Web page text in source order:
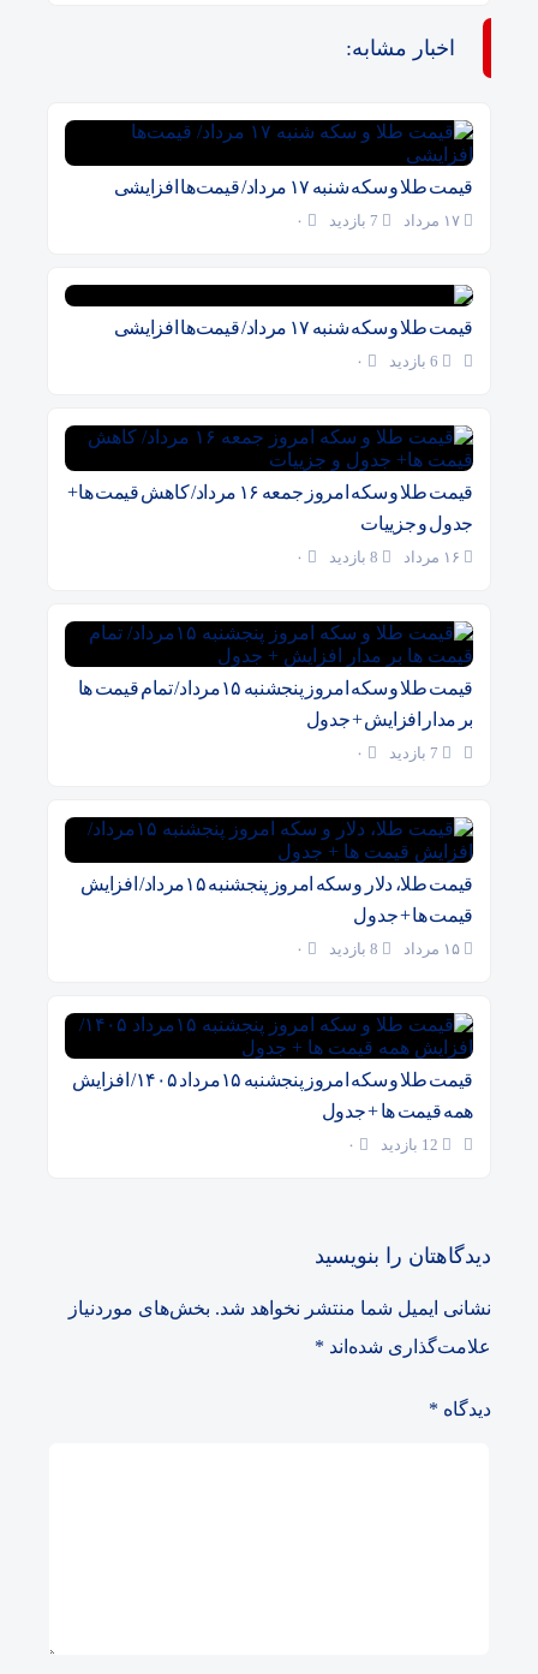
اخبار مشابه:
قیمت طلا و سکه شنبه ۱۷ مرداد/ قیمت‌ها افزایشی
۰
قیمت طلا و سکه شنبه ۱۷ مرداد/ قیمت‌ها افزایشی
۰
قیمت طلا و سکه امروز جمعه ۱۶ مرداد/ کاهش قیمت ها+
جدول و جزییات
۰
قیمت طلا و سکه امروز پنجشنبه ۱۵مرداد/ تمام قیمت ها
بر مدار افزایش + جدول
۰
قیمت طلا، دلار و سکه امروز پنجشنبه ۱۵مرداد/ افزایش
قیمت ها + جدول
۰
قیمت طلا و سکه امروز پنجشنبه ۱۵مرداد ۱۴۰۵/ افزایش
همه قیمت ها + جدول
۰
دیدگاهتان را بنویسید
نشانی ایمیل شما منتشر نخواهد شد. بخش‌های موردنیاز
علامت‌گذاری شده‌اند *
دیدگاه *